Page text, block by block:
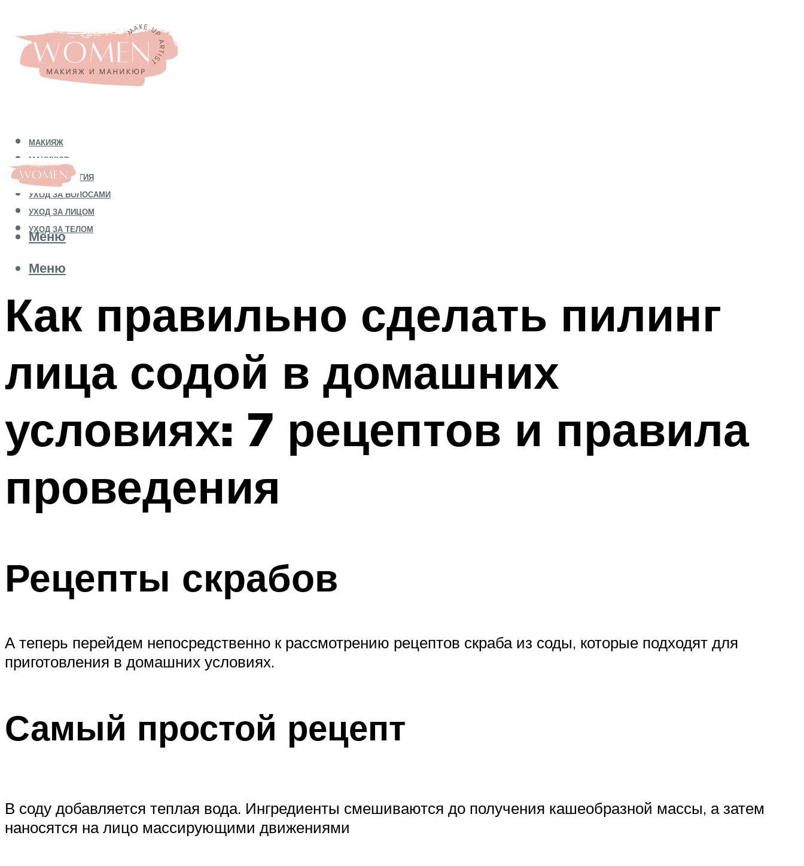
МАКИЯЖ
МАНИКЮР
КОСМЕТОЛОГИЯ
УХОД ЗА ВОЛОСАМИ
УХОД ЗА ЛИЦОМ
УХОД ЗА ТЕЛОМ
Меню
Меню
Как правильно сделать пилинг
лица содой в домашних
условиях: 7 рецептов и правила
проведения
Рецепты скрабов
А теперь перейдем непосредственно к рассмотрению рецептов скраба из соды, которые подходят для
приготовления в домашних условиях.
Самый простой рецепт
В соду добавляется теплая вода. Ингредиенты смешиваются до получения кашеобразной массы, а затем
наносятся на лицо массирующими движениями